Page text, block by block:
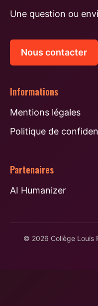
Une question ou
Nous contacter
Informations
Mentions légales
Politique de
Partenaires
AI Humanizer
© 2026 Collège Louis